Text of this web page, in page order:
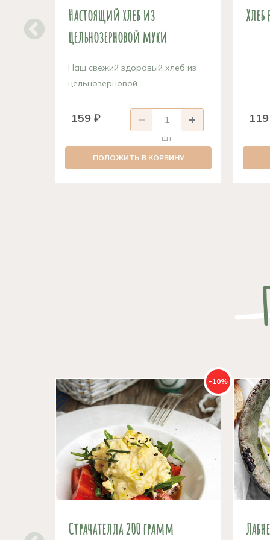
Настоящий хлеб из
цельнозерновой муки
Наш свежий здоровый хлеб из
цельнозерновой...
159 ₽
шт
ПОЛОЖИТЬ В КОРЗИНУ
-10%
Страчателла 200 грамм